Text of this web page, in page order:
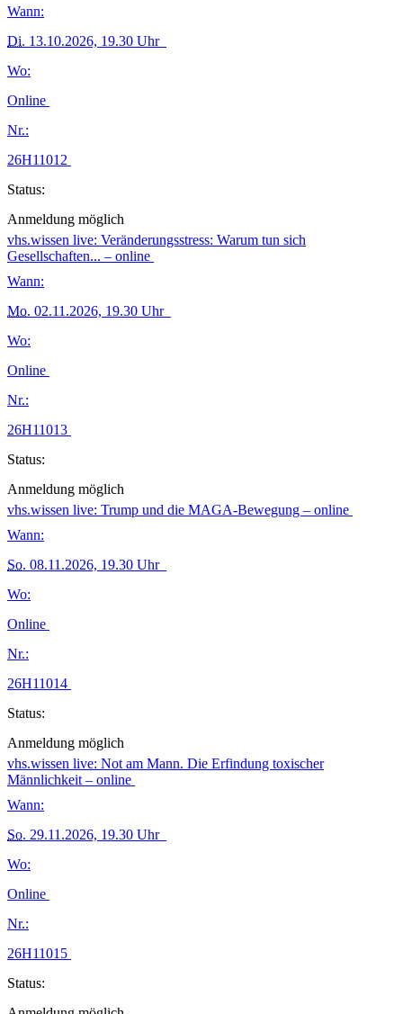
Wann:
Di. 13.10.2026, 19.30 Uhr
Wo:
Online
Nr.:
26H11012
Status:
Anmeldung möglich
vhs.wissen live: Veränderungsstress: Warum tun sich
Gesellschaften... – online
Wann:
Mo. 02.11.2026, 19.30 Uhr
Wo:
Online
Nr.:
26H11013
Status:
Anmeldung möglich
vhs.wissen live: Trump und die MAGA-Bewegung – online
Wann:
So. 08.11.2026, 19.30 Uhr
Wo:
Online
Nr.:
26H11014
Status:
Anmeldung möglich
vhs.wissen live: Not am Mann. Die Erfindung toxischer
Männlichkeit – online
Wann:
So. 29.11.2026, 19.30 Uhr
Wo:
Online
Nr.:
26H11015
Status: